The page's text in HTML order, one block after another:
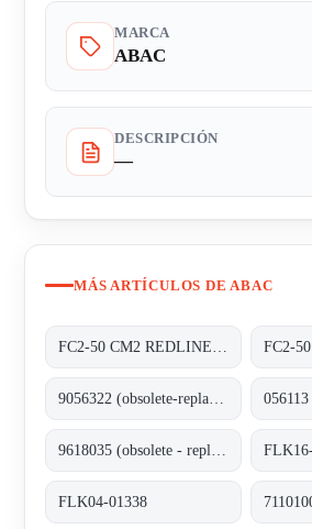
MARCA
ABAC
DESCRIPCIÓN
—
MÁS ARTÍCULOS DE ABAC
FLK04-01338